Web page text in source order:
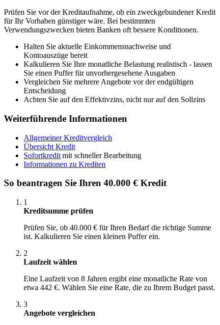
Prüfen Sie vor der Kreditaufnahme, ob ein zweckgebundener Kredit
für Ihr Vorhaben günstiger wäre. Bei bestimmten
Verwendungszwecken bieten Banken oft bessere Konditionen.
Halten Sie aktuelle Einkommensnachweise und
Kontoauszüge bereit
Kalkulieren Sie Ihre monatliche Belastung realistisch - lassen
Sie einen Puffer für unvorhergesehene Ausgaben
Vergleichen Sie mehrere Angebote vor der endgültigen
Entscheidung
Achten Sie auf den Effektivzins, nicht nur auf den Sollzins
Weiterführende Informationen
Allgemeiner Kreditvergleich
Übersicht Kredit
Sofortkredit mit schneller Bearbeitung
Informationen zu Krediten
So beantragen Sie Ihren 40.000 € Kredit
1
Kreditsumme prüfen
Prüfen Sie, ob 40.000 € für Ihren Bedarf die richtige Summe
ist. Kalkulieren Sie einen kleinen Puffer ein.
2
Laufzeit wählen
Eine Laufzeit von 8 Jahren ergibt eine monatliche Rate von
etwa 442 €. Wählen Sie eine Rate, die zu Ihrem Budget passt.
3
Angebote vergleichen